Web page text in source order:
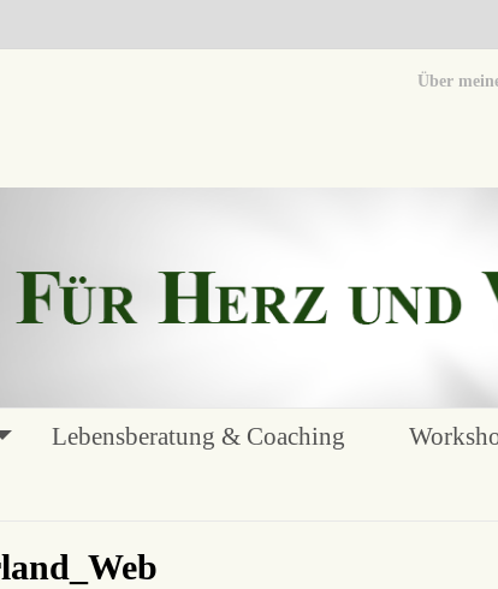
Über
Lebensberatung & Coaching